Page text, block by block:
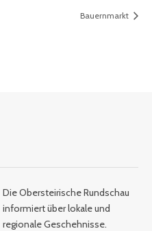
Bauernmarkt
Die Obersteirische Rundschau
informiert über lokale und
regionale Geschehnisse.